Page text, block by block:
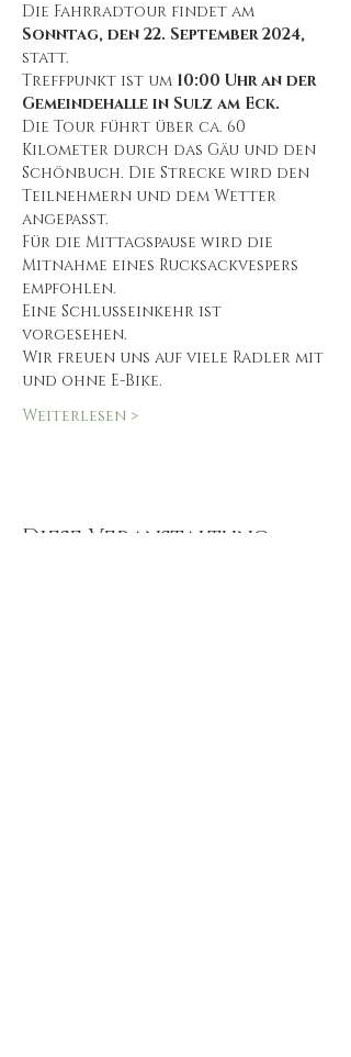
Die Fahrradtour findet am
Sonntag, den 22. September 2024,
statt.
Treffpunkt ist um 10:00 Uhr an der
Gemeindehalle in Sulz am Eck.
Die Tour führt über ca. 60
Kilometer durch das Gäu und den
Schönbuch. Die Strecke wird den
Teilnehmern und dem Wetter
angepasst.
Für die Mittagspause wird die
Mitnahme eines Rucksackvespers
empfohlen.
Eine Schlusseinkehr ist
vorgesehen.
Wir freuen uns auf viele Radler mit
und ohne E-Bike.
Weiterlesen >
Diese Veranstaltung